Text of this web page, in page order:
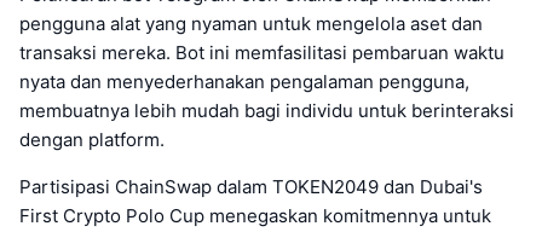
pengguna alat yang nyaman untuk mengelola aset dan
transaksi mereka. Bot ini memfasilitasi pembaruan waktu
nyata dan menyederhanakan pengalaman pengguna,
membuatnya lebih mudah bagi individu untuk berinteraksi
dengan platform.
Partisipasi ChainSwap dalam TOKEN2049 dan Dubai's
First Crypto Polo Cup menegaskan komitmennya untuk